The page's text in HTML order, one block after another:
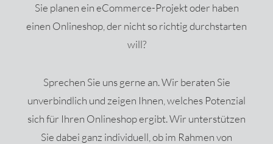
Sie planen ein eCommerce-Projekt oder haben
einen Onlineshop, der nicht so richtig durchstarten
will?
Sprechen Sie uns gerne an. Wir beraten Sie
unverbindlich und zeigen Ihnen, welches Potenzial
sich für Ihren Onlineshop ergibt. Wir unterstützen
Sie dabei ganz individuell, ob im Rahmen von